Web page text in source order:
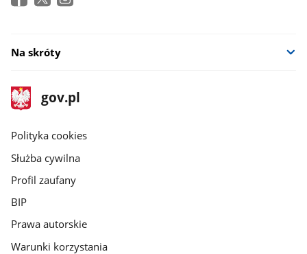
Na skróty
stopka
gov.pl
Strona
gov.pl
gov.pl
Polityka cookies
Służba cywilna
Profil zaufany
BIP
Prawa autorskie
Warunki korzystania